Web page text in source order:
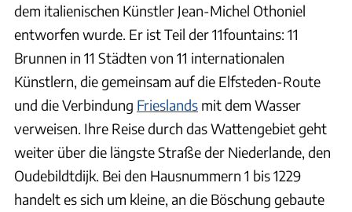
dem italienischen Künstler Jean-Michel Othoniel
entworfen wurde. Er ist Teil der 11fountains: 11
Brunnen in 11 Städten von 11 internationalen
Künstlern, die gemeinsam auf die Elfsteden-Route
und die Verbindung Frieslands mit dem Wasser
verweisen. Ihre Reise durch das Wattengebiet geht
weiter über die längste Straße der Niederlande, den
Oudebildtdijk. Bei den Hausnummern 1 bis 1229
handelt es sich um kleine, an die Böschung gebaute